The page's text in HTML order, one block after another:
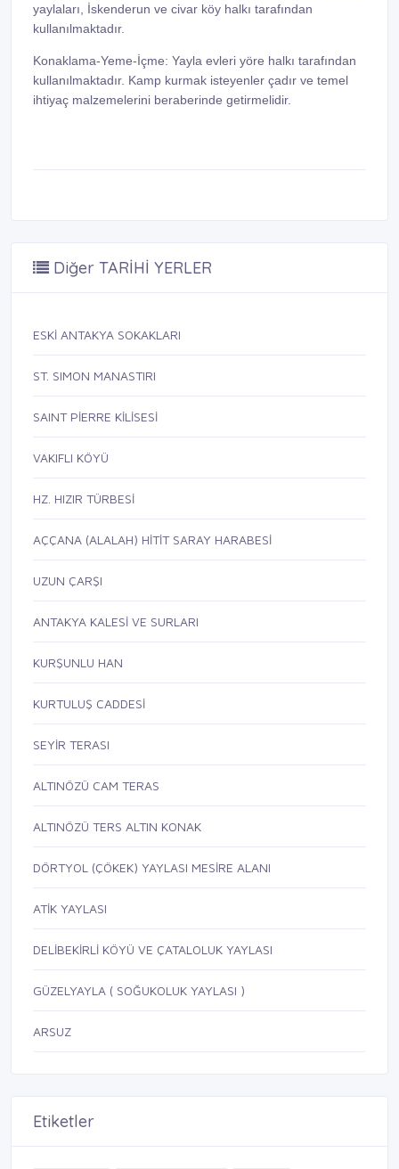
yaylaları, İskenderun ve civar köy halkı tarafından
kullanılmaktadır.
Konaklama-Yeme-İçme: Yayla evleri yöre halkı tarafından
kullanılmaktadır. Kamp kurmak isteyenler çadır ve temel
ihtiyaç malzemelerini beraberinde getirmelidir.
Diğer TARİHİ YERLER
ESKİ ANTAKYA SOKAKLARI
ST. SIMON MANASTIRI
SAINT PİERRE KİLİSESİ
VAKIFLI KÖYÜ
HZ. HIZIR TÜRBESİ
AÇÇANA (ALALAH) HİTİT SARAY HARABESİ
UZUN ÇARŞI
ANTAKYA KALESİ VE SURLARI
KURŞUNLU HAN
KURTULUŞ CADDESİ
SEYİR TERASI
ALTINÖZÜ CAM TERAS
ALTINÖZÜ TERS ALTIN KONAK
DÖRTYOL (ÇÖKEK) YAYLASI MESİRE ALANI
ATİK YAYLASI
DELİBEKİRLİ KÖYÜ VE ÇATALOLUK YAYLASI
GÜZELYAYLA ( SOĞUKOLUK YAYLASI )
ARSUZ
Etiketler